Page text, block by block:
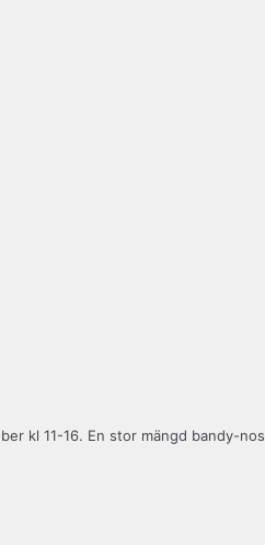
kl 11-16. En stor mängd bandy-